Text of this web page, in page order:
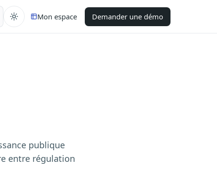
Mon espace Demander une démo
publique
entre régulation